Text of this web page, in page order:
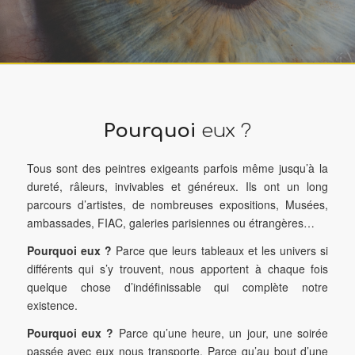
Pourquoi eux ?
Tous sont des peintres exigeants parfois même jusqu’à la
dureté, râleurs, invivables et généreux. Ils ont un long
parcours d’artistes, de nombreuses expositions, Musées,
ambassades, FIAC, galeries parisiennes ou étrangères…
Pourquoi eux ? Parce que leurs tableaux et les univers si
différents qui s’y trouvent, nous apportent à chaque fois
quelque chose d’indéfinissable qui complète notre
existence.
Pourquoi eux ? Parce qu’une heure, un jour, une soirée
passée avec eux nous transporte. Parce qu’au bout d’une